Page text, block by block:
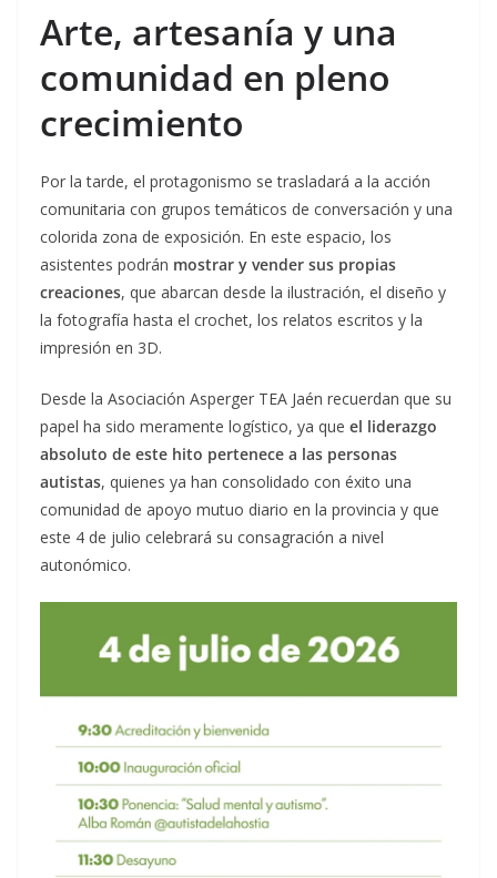
Arte, artesanía y una
comunidad en pleno
crecimiento
Por la tarde, el protagonismo se trasladará a la acción
comunitaria con grupos temáticos de conversación y una
colorida zona de exposición. En este espacio, los
asistentes podrán mostrar y vender sus propias
creaciones, que abarcan desde la ilustración, el diseño y
la fotografía hasta el crochet, los relatos escritos y la
impresión en 3D.
Desde la Asociación Asperger TEA Jaén recuerdan que su
papel ha sido meramente logístico, ya que el liderazgo
absoluto de este hito pertenece a las personas
autistas, quienes ya han consolidado con éxito una
comunidad de apoyo mutuo diario en la provincia y que
este 4 de julio celebrará su consagración a nivel
autonómico.